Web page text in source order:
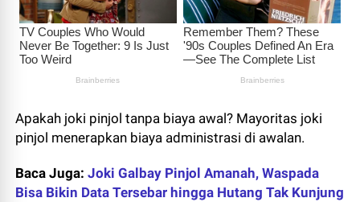
Apakah joki pinjol tanpa biaya awal? Mayoritas joki
pinjol menerapkan biaya administrasi di awalan.
Baca Juga:Joki Galbay Pinjol Amanah, Waspada
Bisa Bikin Data Tersebar hingga Hutang Tak Kunjung